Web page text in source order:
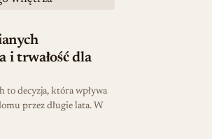
i trwałość dla
to decyzja, która wpływa
przez długie lata. W